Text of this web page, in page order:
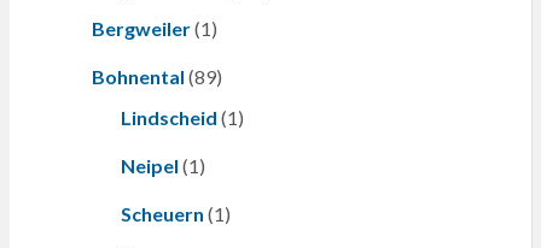
Bergweiler(1)
Bohnental (89)
Lindscheid (1)
Neipel (1)
Scheuern (1)